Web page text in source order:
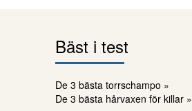
Bäst i test
De 3 bästa torrschampo »
De 3 bästa hårvaxen för killar »